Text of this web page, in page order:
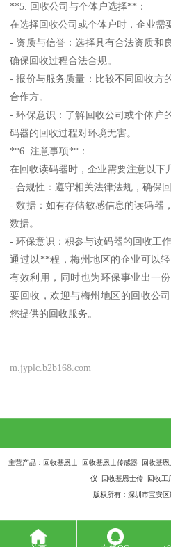
**5. 回收公司与个体户选择**：
在选择回收公司或个体户时，企业需
- 资质与信誉：选择具有合法资质和
确保回收过程合法合规。
- 报价与服务质量：比较不同回收方
合作方。
- 环保意识：了解回收公司或个体户
码器的回收过程对环境无害。
**6. 注意事项**：
在回收读码器时，企业需要注意以下
- 合规性：遵守相关法律法规，确保
- 数据：如有存储敏感信息的读码器
数据。
- 环保意识：积参与读码器的回收工
通过以**程，梅州地区的企业可以
有效利用，同时也为环保事业出一
要回收，欢迎与梅州地区的回收公
您提供的回收服务。
m.jyplc.b2b168.com
主营产品：回收基恩士 回收基恩士传感器 回收基
仪 回收基恩士传 回收工
版权所有：深圳市宝安